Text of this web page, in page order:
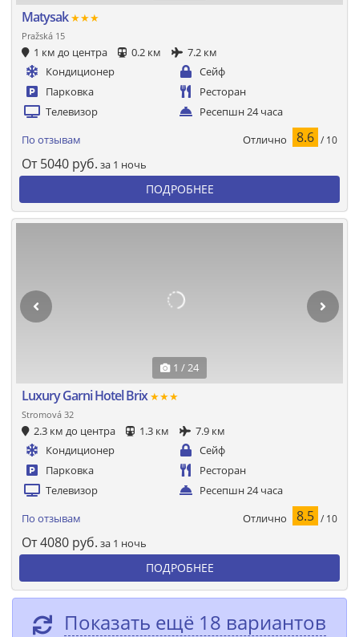
Matysak★★★
Pražská 15
1 км до центра 0.2 км
7.2 км
Кондиционер
Сейф
Парковка
Ресторан
Телевизор
Ресепшн 24 часа
По отзывам Отлично 8.6 / 10
От 5040 руб. за 1 ночь
ПОДРОБНЕЕ
1 / 24
Luxury Garni Hotel Brix★★★
Stromová 32
2.3 км до центра 1.3 км
7.9 км
Кондиционер
Сейф
Парковка
Ресторан
Телевизор
Ресепшн 24 часа
По отзывам Отлично 8.5 / 10
От4080 руб. за 1 ночь
ПОДРОБНЕЕ
Показать ещё 18 вариантов